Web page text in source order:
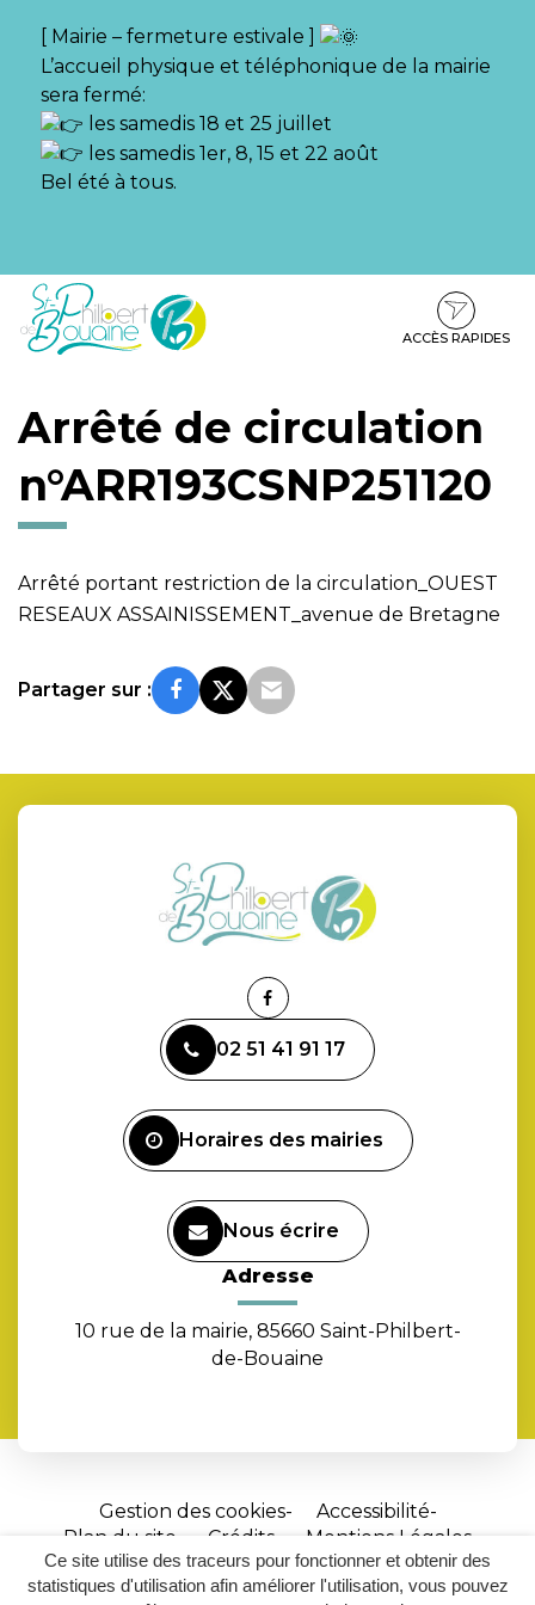
Ce site utilise des traceurs pour fonctionner et obtenir des
statistiques d'utilisation afin améliorer l'utilisation, vous pouvez
[ Mairie – fermeture estivale ]
L’accueil physique et téléphonique de la mairie
sera fermé:
les samedis 18 et 25 juillet
les samedis 1er, 8, 15 et 22 août
Bel été à tous.
Aller
Aller
contenu
Aller
pied
ACCÈS RAPIDES
Arrêté de circulation
n°ARR193CSNP251120
Arrêté portant restriction de la circulation_OUEST
RESEAUX ASSAINISSEMENT_avenue de Bretagne
Partager sur :
Lien
le
compte
02 51 41 91 17
Horaires des mairies
Nous écrire
Adresse
10 rue de la mairie, 85660 Saint-Philbert-
de-Bouaine
Gestion des cookies
Accessibilité
Plan du site
Crédits
Mentions Légales
Site